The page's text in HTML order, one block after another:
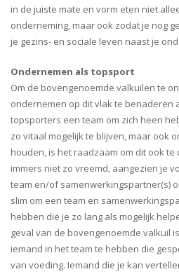
in de juiste mate en vorm eten niet
onderneming, maar ook zodat je nog
je gezins- en sociale leven naast je
Ondernemen als topsport
Om de bovengenoemde valkuilen te
ondernemen op dit vlak te benaderen
topsporters een team om zich heen
zo vitaal mogelijk te blijven, maar ook
houden, is het raadzaam om dit ook
immers niet zo vreemd, aangezien je
team en/of samenwerkingspartner(s)
slim om een team en
hebben die je zo lang als mogelijk
geval van de bovengenoemde valkuil
iemand in het team te hebben die
van voeding. Iemand die je kan